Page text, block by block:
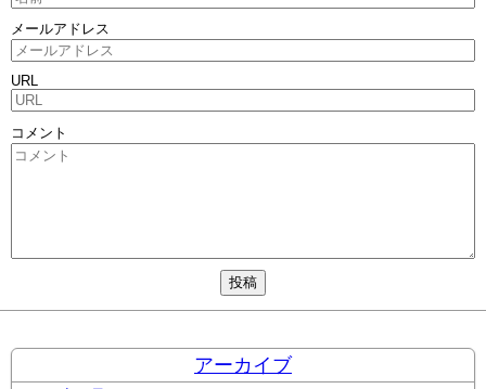
メールアドレス
URL
コメント
アーカイブ